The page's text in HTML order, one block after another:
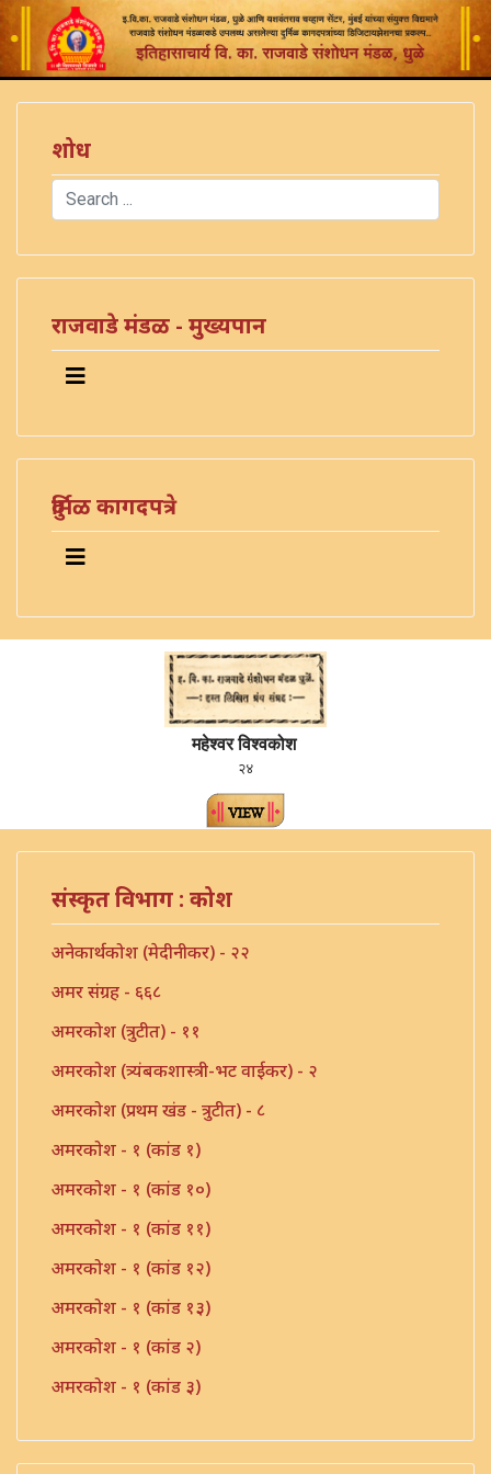
शोध
Search
राजवाडे मंडळ - मुख्यपान
दुर्मिळ कागदपत्रे
महेश्वर विश्वकोश
२४
संस्कृत विभाग : कोश
अनेकार्थकोश (मेदीनीकर) - २२
अमर संग्रह - ६६८
अमरकोश (त्रुटीत) - ११
अमरकोश (त्र्यंबकशास्त्री-भट वाईकर) - २
अमरकोश (प्रथम खंड - त्रुटीत) - ८
अमरकोश - १ (कांड १)
अमरकोश - १ (कांड १०)
अमरकोश - १ (कांड ११)
अमरकोश - १ (कांड १२)
अमरकोश - १ (कांड १३)
अमरकोश - १ (कांड २)
अमरकोश - १ (कांड ३)
अमरकोश - १ (कांड ५)